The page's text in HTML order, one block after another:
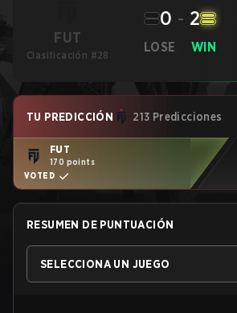
FUT
Clasificación #28
LOSE
0 - 2
WIN
TU PREDICCIÓN 213 Predicciones
FUT
170 points
VOTED
RESUMEN DE PUNTUACIÓN
SELECCIONA UN JUEGO